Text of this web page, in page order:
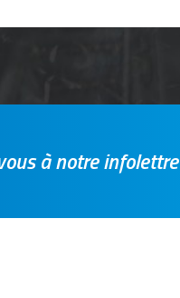
à notre